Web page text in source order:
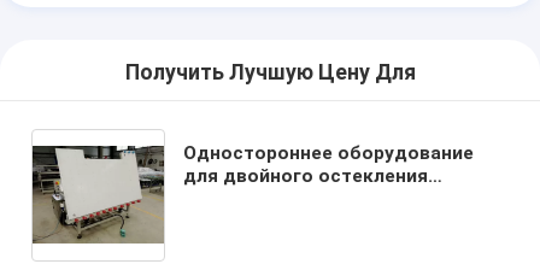
Получить Лучшую Цену Для
Одностороннее оборудование
для двойного остекления